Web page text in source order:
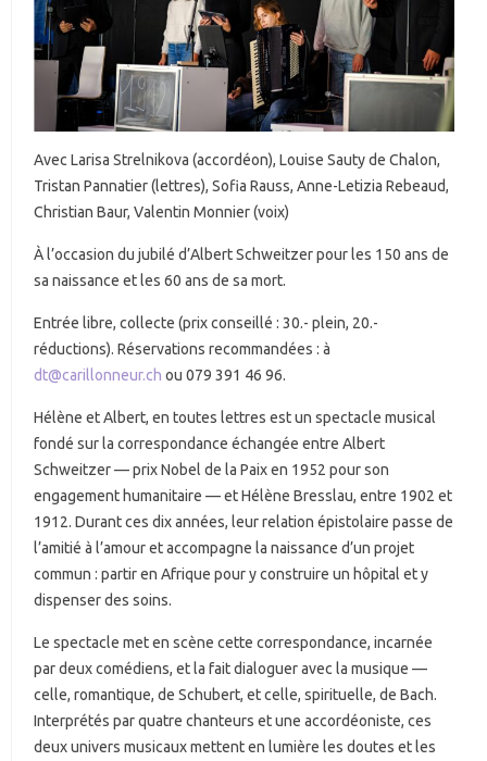
Avec Larisa Strelnikova (accordéon), Louise Sauty de Chalon,
Tristan Pannatier (lettres), Sofia Rauss, Anne-Letizia Rebeaud,
Christian Baur, Valentin Monnier (voix)
À l’occasion du jubilé d’Albert Schweitzer pour les 150 ans de
sa naissance et les 60 ans de sa mort.
Entrée libre, collecte (prix conseillé : 30.- plein, 20.-
réductions). Réservations recommandées : à
dt@carillonneur.ch ou 079 391 46 96.
Hélène et Albert, en toutes lettres est un spectacle musical
fondé sur la correspondance échangée entre Albert
Schweitzer — prix Nobel de la Paix en 1952 pour son
engagement humanitaire — et Hélène Bresslau, entre 1902 et
1912. Durant ces dix années, leur relation épistolaire passe de
l’amitié à l’amour et accompagne la naissance d’un projet
commun : partir en Afrique pour y construire un hôpital et y
dispenser des soins.
Le spectacle met en scène cette correspondance, incarnée
par deux comédiens, et la fait dialoguer avec la musique —
celle, romantique, de Schubert, et celle, spirituelle, de Bach.
Interprétés par quatre chanteurs et une accordéoniste, ces
deux univers musicaux mettent en lumière les doutes et les